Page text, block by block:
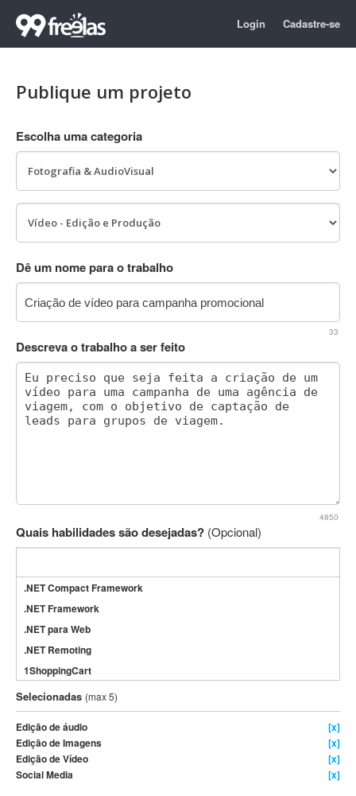
Login Cadastre-se
Publique um projeto
Escolha uma categoria
Dê um nome para o trabalho
33
Descreva o trabalho a ser feito
4850
Quais habilidades são desejadas? (Opcional)
.NET Compact Framework
.NET Framework
.NET para Web
.NET Remoting
1ShoppingCart
3DS Max
3GSM
4D Dimension
802.11
A&P
Selecionadas (max 5)
Edição de áudio
[x]
Edição de Imagens
[x]
Edição de Vídeo
[x]
Social Media
[x]